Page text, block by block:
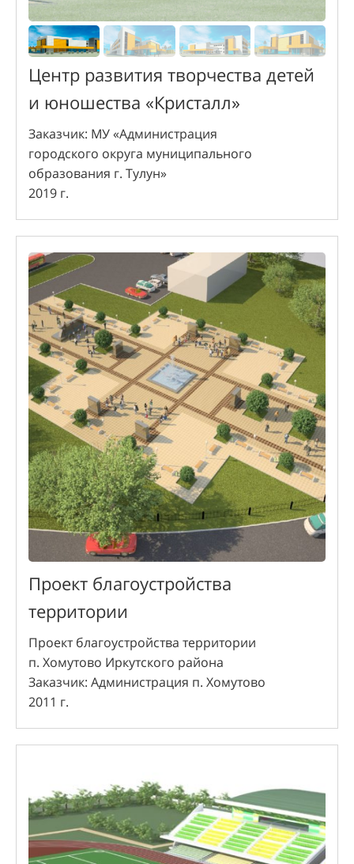
Центр развития творчества детей
и юношества «Кристалл»
Заказчик: МУ «Администрация
городского округа муниципального
образования г. Тулун»
2019 г.
Проект благоустройства
территории
Проект благоустройства территории
п. Хомутово Иркутского района
Заказчик: Администрация п. Хомутово
2011 г.